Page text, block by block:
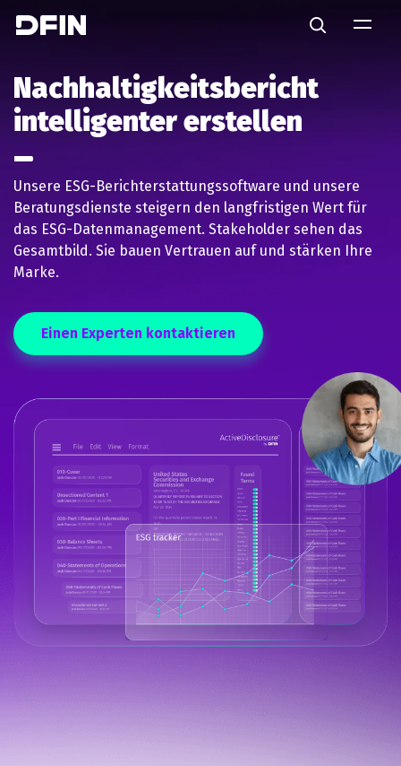
Search
Nachhaltigkeitsbericht
intelligenter erstellen
Unsere ESG-Berichterstattungssoftware und unsere
Beratungsdienste steigern den langfristigen Wert für
das ESG-Datenmanagement. Stakeholder sehen das
Gesamtbild. Sie bauen Vertrauen auf und stärken Ihre
Marke.
Einen Experten kontaktieren